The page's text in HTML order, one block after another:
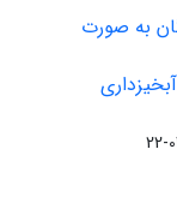
به صورت